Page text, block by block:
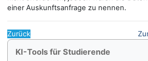
einer Auskunftsanfrage zu nennen.
Zurück
Blöcke
KI-Tools für Studierende überspringen
KI-Tools für Studierende